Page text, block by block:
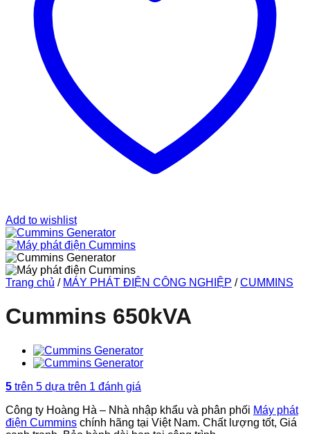
Add to wishlist
Trang chủ / MÁY PHÁT ĐIỆN CÔNG NGHIỆP / CUMMINS
Cummins 650kVA
5 trên 5 dựa trên 1 đánh giá
Công ty Hoàng Hà – Nhà nhập khẩu và phân phối Máy phát
điện Cummins chính hãng tại Việt Nam. Chất lượng tốt, Giá